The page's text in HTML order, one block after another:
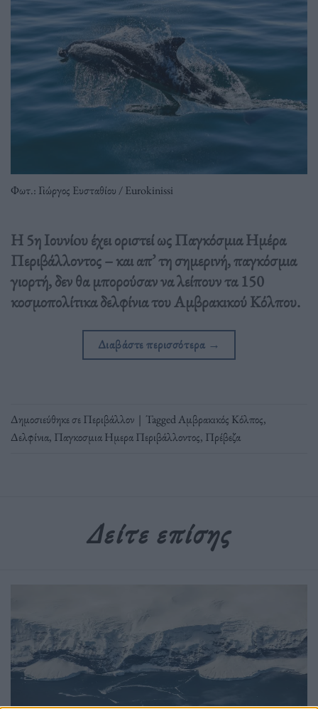
Φωτ.: Γιώργος Ευσταθίου / Eurokinissi
Η 5η Ιουνίoυ έχει οριστεί ως Παγκόσμια Ημέρα
Περιβάλλοντος – και απ’ τη σημερινή, παγκόσμια
γιορτή, δεν θα μπορούσαν να λείπουν τα 150
κοσμοπολίτικα δελφίνια του Αμβρακικού Κόλπου.
Διαβάστε περισσότερα →
Δημοσιεύθηκε σεΠεριβάλλον | TaggedΑμβρακικός Κόλπος,
Δελφίνια, Παγκοσμια Ημερα Περιβάλλοντος, Πρέβεζα
Δείτε επίσης